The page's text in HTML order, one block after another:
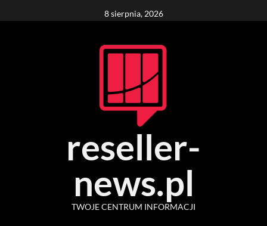
to
8 sierpnia, 2026
reseller-
news.pl
TWOJE CENTRUM INFORMACJI